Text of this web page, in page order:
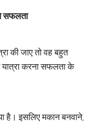
सफलता
की जाए तो वह बहुत
यात्रा करना सफलता के
है। इसलिए मकान बनवाने,